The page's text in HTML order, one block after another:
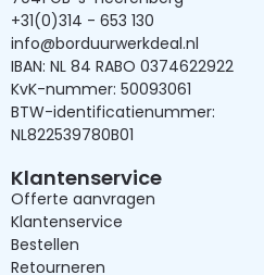
+31(0)314 - 653 130
info@borduurwerkdeal.nl
IBAN: NL 84 RABO 0374622922
KvK-nummer: 50093061
BTW-identificatienummer:
NL822539780B01
Klantenservice
Offerte aanvragen
Klantenservice
Bestellen
Retourneren